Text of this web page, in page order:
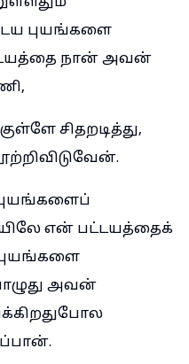
புயங்களை
நான் அவன்
சிதறடித்து,
என் பட்டயத்தைக்
அவன்